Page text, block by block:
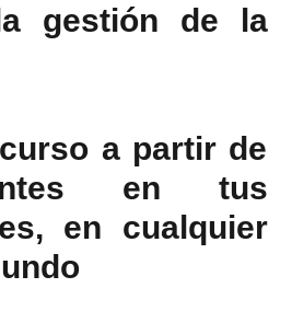
gestión de la
a partir de
en tus
en cualquier